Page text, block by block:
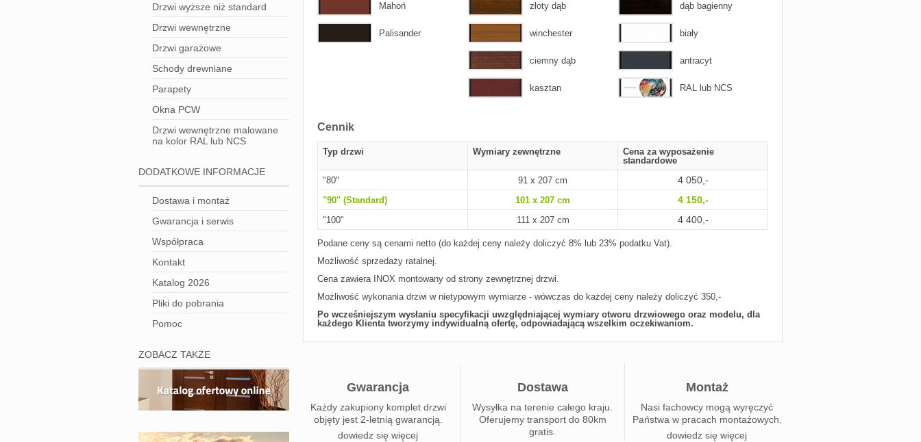
Drzwi wyższe niż standard
Drzwi wewnętrzne
Drzwi garażowe
Schody drewniane
Parapety
Okna PCW
Drzwi wewnętrzne malowane
na kolor RAL lub NCS
DODATKOWE INFORMACJE
Dostawa i montaż
Gwarancja i serwis
Współpraca
Kontakt
Katalog 2026
Pliki do pobrania
Pomoc
ZOBACZ TAKŻE
Mahoń
Palisander
złoty dąb dąb bagienny
winchester biały
ciemny dąb antracyt
kasztan RAL lub NCS
Cennik
Typ drzwi Wymiary zewnętrzne
Cena za wyposażenie
standardowe
"80"
91 x 207 cm 4 050,-
"90" (Standard) 101 x 207 cm 4 150,-
"100" 111 x 207 cm 4 400,-
Podane ceny są cenami netto (do każdej ceny należy doliczyć 8% lub 23% podatku Vat).
Możliwość sprzedaży ratalnej.
Cena zawiera INOX montowany od strony zewnętrznej drzwi.
Możliwość wykonania drzwi w nietypowym wymiarze - wówczas do każdej ceny należy doliczyć 350,-
Po wcześniejszym wysłaniu specyfikacji uwzględniającej wymiary otworu drzwiowego oraz modelu, dla
każdego Klienta tworzymy indywidualną ofertę, odpowiadającą wszelkim oczekiwaniom.
Gwarancja
Każdy zakupiony komplet drzwi
objęty jest 2-letnią gwarancją.
dowiedz się więcej
Dostawa
Wysyłka na terenie całego kraju.
Oferujemy transport do 80km
gratis.
Montaż
Nasi fachowcy mogą wyręczyć
Państwa w pracach montażowych.
dowiedz się więcej